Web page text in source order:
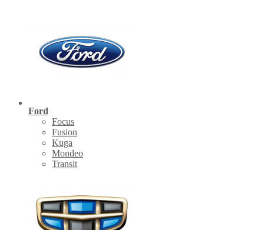
Ford
Focus
Fusion
Kuga
Mondeo
Transit